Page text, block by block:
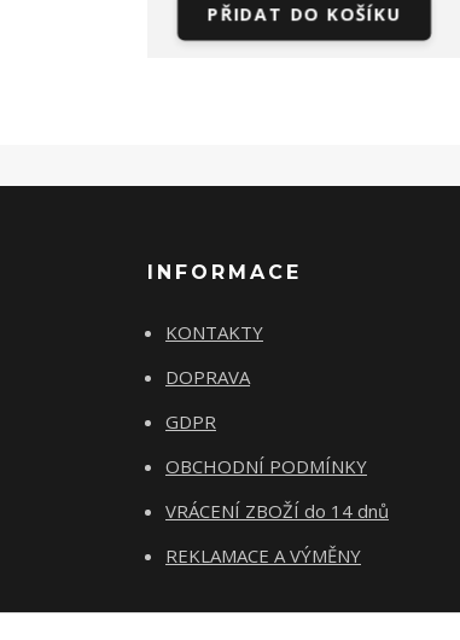
PŘIDAT DO KOŠÍKU
INFORMACE
KONTAKTY
DOPRAVA
GDPR
OBCHODNÍ PODMÍNKY
VRÁCENÍ ZBOŽÍ do 14 dnů
REKLAMACE A VÝMĚNY